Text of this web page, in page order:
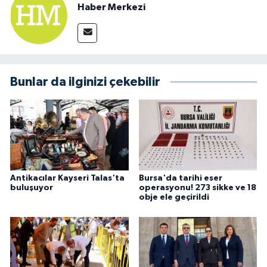
Haber Merkezi
Bunlar da ilginizi çekebilir
Antikacılar Kayseri Talas'ta
buluşuyor
Bursa'da tarihi eser
operasyonu! 273 sikke ve 18
obje ele geçirildi